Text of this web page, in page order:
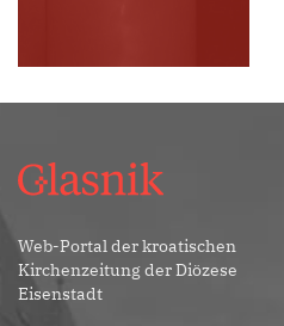
Web-Portal der kroatischen
Kirchenzeitung der Diözese
Eisenstadt